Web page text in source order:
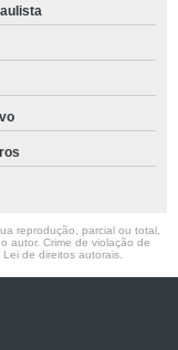
reprodução, parcial ou total,
autor. Crime de violação de
Lei de direitos autorais